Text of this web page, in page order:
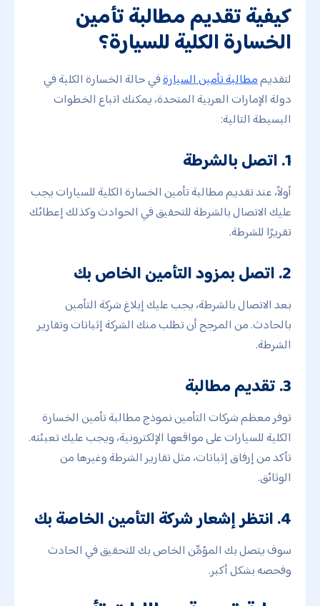
كيفية تقديم مطالبة تأمين
الخسارة الكلية للسيارة؟
لتقديممطالبة تأمين السيارةفي حالة الخسارة الكلية في
دولة الإمارات العربية المتحدة، يمكنك اتباع الخطوات
البسيطة التالية:
1. اتصل بالشرطة
أولاً، عند تقديم مطالبة تأمين الخسارة الكلية للسيارات يجب
عليك الاتصال بالشرطة للتحقيق في الحوادث وكذلك إعطائك
تقريرًا للشرطة.
2. اتصل بمزود التأمين الخاص بك
بعد الاتصال بالشرطة، يجب عليك إبلاغ شركة التأمين
بالحادث. من المرجح أن تطلب منك الشركة إثباتات وتقارير
الشرطة.
3. تقديم مطالبة
توفر معظم شركات التأمين نموذج مطالبة تأمين الخسارة
الكلية للسيارات على مواقعها الإلكترونية، ويجب عليك تعبئته.
تأكد من إرفاق إثباتات، مثل تقارير الشرطة وغيرها من
الوثائق.
4. انتظر إشعار شركة التأمين الخاصة بك
سوف يتصل بك المؤمِّن الخاص بك للتحقيق في الحادث
وفحصه بشكل أكبر.